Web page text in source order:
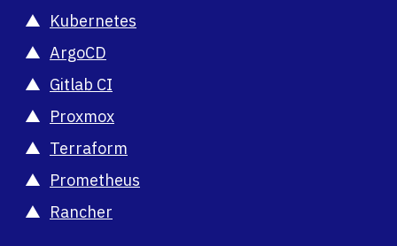
Kubernetes
ArgoCD
Gitlab CI
Proxmox
Terraform
Prometheus
Rancher